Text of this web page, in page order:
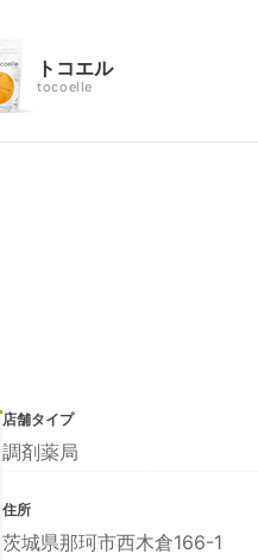
トコエル
tocoelle
店舗タイプ
調剤薬局
住所
茨城県那珂市西木倉166-1